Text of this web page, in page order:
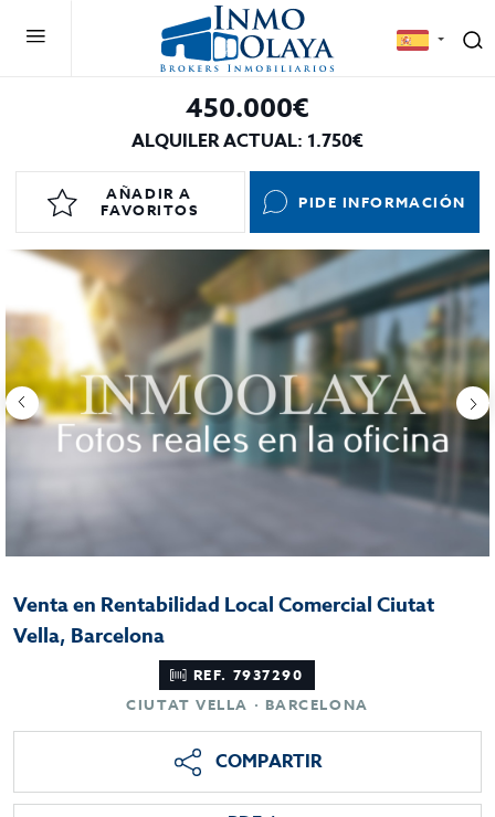
450.000€
ALQUILER ACTUAL: 1.750€
AÑADIR A
FAVORITOS
PIDE INFORMACIÓN
Venta en Rentabilidad Local Comercial Ciutat
Vella, Barcelona
REF. 7937290
CIUTAT VELLA · BARCELONA
COMPARTIR